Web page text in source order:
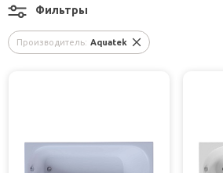
Производитель: Aquatek
Фильтры